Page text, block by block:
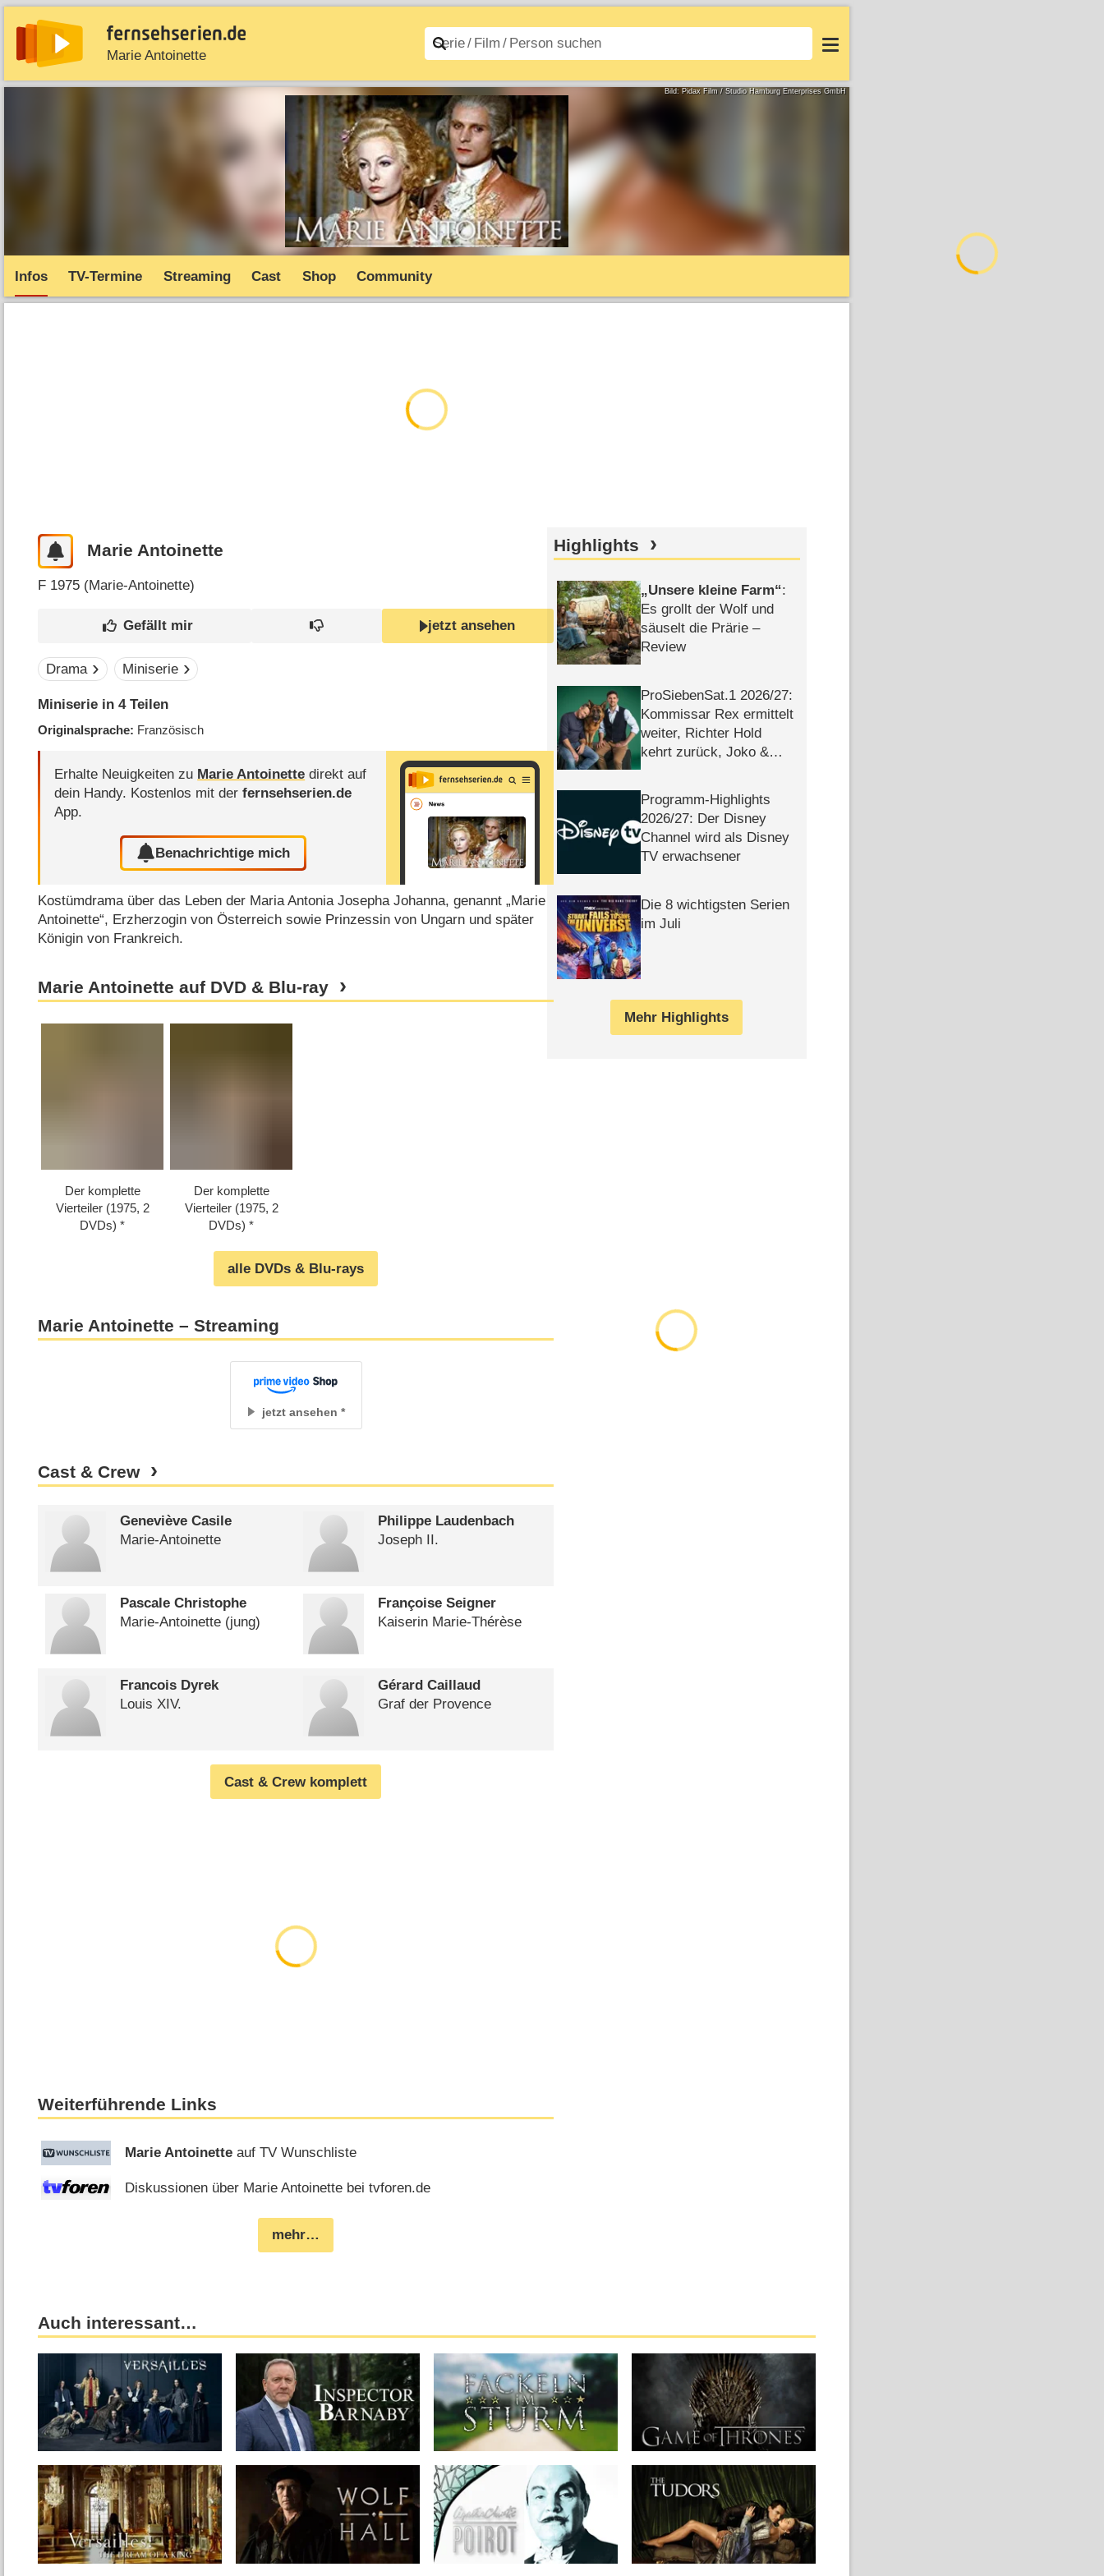
Marie Antoinette
News Entdecken Streaming Filme A–Z Login
Bild: Pidax Film / Studio Hamburg Enterprises GmbH
Infos TV-Termine Streaming Cast Shop Community
Marie Antoinette
F 1975 (Marie-Antoinette)
jetzt ansehen
Drama Miniserie
Miniserie in 4 Teilen
Originalsprache Französisch
Erhalte Neuigkeiten zu Marie Antoinette direkt auf
dein Handy. Kostenlos mit derfernsehserien.de
App.
Benachrichtige mich
Kostümdrama über das Leben der Maria Antonia Josepha Johanna, genannt „Marie
Antoinette“, Erzherzogin von Österreich sowie Prinzessin von Ungarn und später
Königin von Frankreich.
Marie Antoinette auf DVD & Blu-ray
Der komplette
Vierteiler (1975, 2
DVDs)
Der komplette
Vierteiler (1975, 2
DVDs)
alle DVDs & Blu-rays
Marie Antoinette – Streaming
jetzt ansehen
Cast & Crew
Geneviève Casile
Marie-Antoinette
Philippe Laudenbach
Joseph II.
Pascale Christophe
Marie-Antoinette (jung)
Françoise Seigner
Kaiserin Marie-Thérèse
Francois Dyrek
Louis XIV.
Gérard Caillaud
Graf der Provence
Cast & Crew komplett
Weiterführende Links
Marie Antoinette auf TV Wunschliste
Diskussionen über Marie Antoinette bei tvforen.de
mehr…
Highlights
Unsere kleine Farm :
Es grollt der Wolf und
säuselt die Prärie –
Review
ProSiebenSat.1 2026/​27:
Kommissar Rex ermittelt
weiter, Richter Hold
kehrt zurück, Joko &
Programm-Highlights
2026/​27: Der Disney
Channel wird als Disney
TV erwachsener
Die 8 wichtigsten Serien
im Juli
Mehr Highlights
Auch interessant…